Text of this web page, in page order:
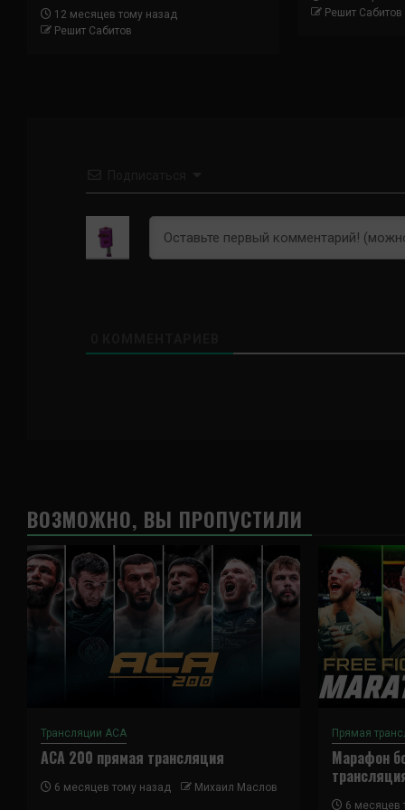
12 месяцев тому назад
Решит Сабитов
Решит Сабитов
ВОЗМОЖНО, ВЫ ПРОПУСТИЛИ
Трансляции ACA
ACA 200 прямая трансляция
6 месяцев тому назад Михаил Маслов
Прямая
Марафон
6 месяцев